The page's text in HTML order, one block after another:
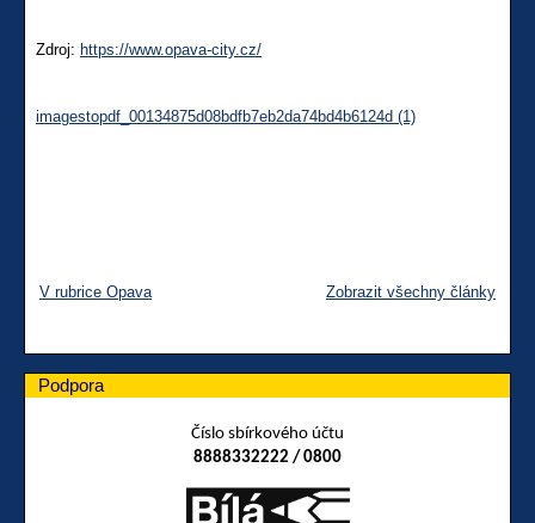
Zdroj: https://www.opava-city.cz/
imagestopdf_00134875d08bdfb7eb2da74bd4b6124d (1)
V rubrice Opava Zobrazit všechny články
Podpora
Číslo sbírkového účtu
8888332222 / 0800